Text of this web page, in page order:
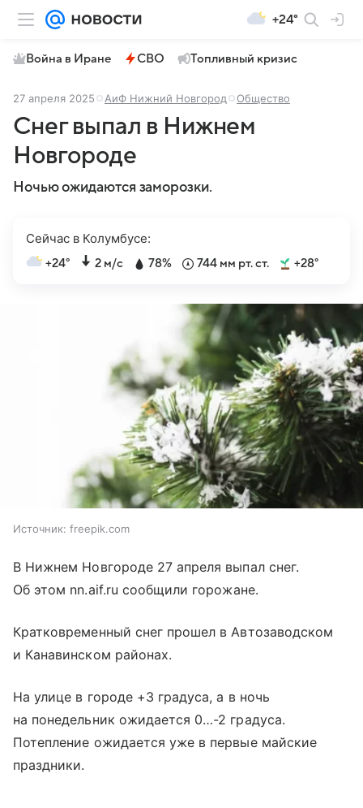
+24°
Война в Иране СВО Топливный кризис
27 апреля 2025 АиФ Нижний Новгород Общество
Снег выпал в Нижнем
Новгороде
Ночью ожидаются заморозки.
Сейчас в Колумбусе:
+24° 2 м/с 78% 744 мм рт. ст. +28°
Источник: freepik.com
В Нижнем Новгороде 27 апреля выпал снег.
Об этом nn.aif.ru сообщили горожане.
Кратковременный снег прошел в Автозаводском
и Канавинском районах.
На улице в городе +3 градуса, а в ночь
на понедельник ожидается 0…-2 градуса.
Потепление ожидается уже в первые майские
праздники.